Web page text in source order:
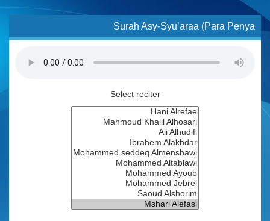
Surah Asy-Syu’araa (Para Penya
Select reciter